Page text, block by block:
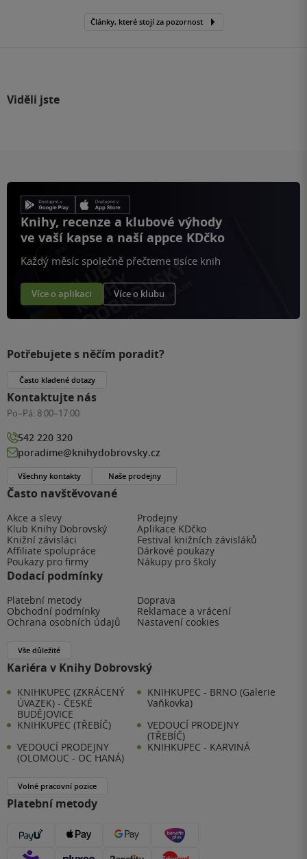
Články, které stojí za pozornost
Viděli jste
Knihy, recenze a klubové výhody
ve vaší kapse a naší appce KDčko
Každý měsíc společně přečteme tisíce knih
Více o aplikaci Více o klubu
Často navštěvované
Akce a slevy
Prodejny
Klub Knihy Dobrovský
Aplikace KDčko
Knižní závisláci
Festival knižních závisláků
Affiliate spolupráce
Dárkové poukazy
Poukazy pro firmy
Nákupy pro školy
Dodací podmínky
Platební metody
Doprava
Obchodní podmínky
Reklamace a vrácení
Ochrana osobních údajů
Nastavení cookies
Vše důležité
Kariéra v Knihy Dobrovský
KNIHKUPEC (ZKRÁCENÝ
ÚVAZEK) - ČESKÉ
BUDĚJOVICE
KNIHKUPEC - BRNO (Galerie
Vaňkovka)
KNIHKUPEC (TŘEBÍČ)
VEDOUCÍ PRODEJNY
(TŘEBÍČ)
VEDOUCÍ PRODEJNY
(OLOMOUC - OC HANÁ)
KNIHKUPEC - KARVINÁ
Volné pracovní pozice
Platební metody
Potřebujete s něčím poradit?
Často kladené dotazy
Kontaktujte nás
Po–Pá: 8:00–17:00
542 220 320
poradime@knihydobrovsky.cz
Všechny kontakty Naše prodejny